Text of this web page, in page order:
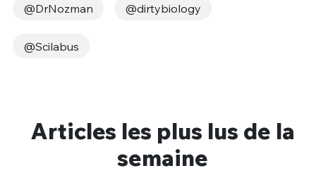
@DrNozman @dirtybiology
@Scilabus
Articles les plus lus de la
semaine